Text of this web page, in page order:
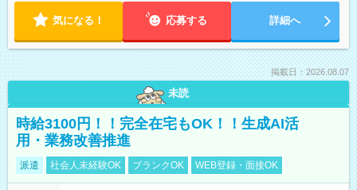
気になる！ 応募する 詳細へ
掲載日：2026.08.07
未読
時給3100円！！完全在宅もOK！！生成AI活
用・業務改善推進
派遣 社会人未経験OK ブランクOK WEB登録・面接OK